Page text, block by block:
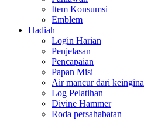
Item Konsumsi
Emblem
Hadiah
Login Harian
Penjelasan
Pencapaian
Papan Misi
Air mancur dari
Log Pelatihan
Divine Hammer
Roda persahabatan